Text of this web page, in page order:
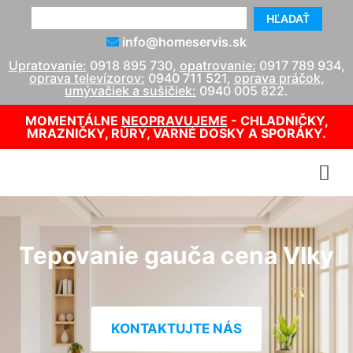
HĽADAŤ
info@homeservis.sk
Upratovanie: 0918 895 730, opatrovanie: 0917 789 934,
oprava televízorov: 0940 711 521, oprava práčok,
umývačiek a sušičiek: 0940 005 822.
MOMENTÁLNE NEOPRAVUJEME - CHLADNIČKY,
MRAZNIČKY, RÚRY, VARNÉ DOSKY A SPORÁKY.
Tepovanie gauča cena Vlky
KONTAKTUJTE NÁS